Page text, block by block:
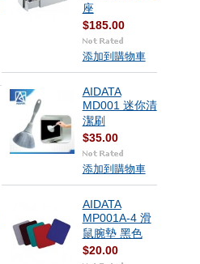
座
$185.00
添加到購物車
AIDATA
MD001 迷你清
潔刷
$35.00
添加到購物車
AIDATA
MP001A-4 滑
鼠腕墊 黑色
$20.00